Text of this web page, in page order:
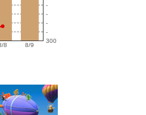
8 8/9
-
-
-
-
300